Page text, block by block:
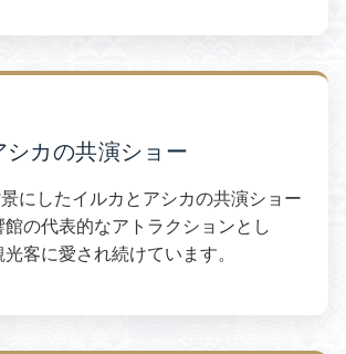
シカの共演ショー
にしたイルカとアシカの共演ショー
館の代表的なアトラクションとし
客に愛され続けています。